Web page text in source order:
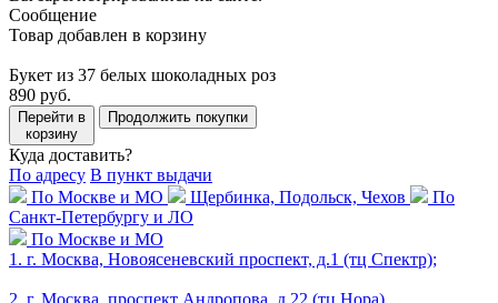
Сообщение
Товар добавлен в корзину
Букет из 37 белых шоколадных роз
890 руб.
Перейти в
корзину
Продолжить покупки
Куда доставить?
По адресу В пункт выдачи
По Москве и МО
Щербинка, Подольск, Чехов
По
Санкт-Петербургу и ЛО
По Москве и МО
1. г. Москва, Новоясеневский проспект, д.1 (тц Спектр);
2. г. Москва, проспект Андропова, д.22 (тц Нора)